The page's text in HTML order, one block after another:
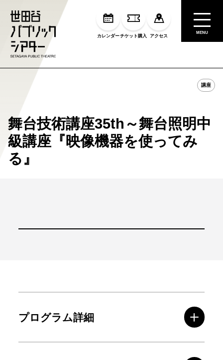
カレンダーチケット購入 アクセス
MENU
講座
舞台技術講座35th～舞台照明中
級講座『映像機器を使ってみ
る』
プログラム詳細